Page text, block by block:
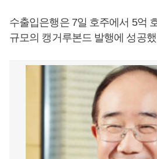
수출입은행은 7일 호주에서 5억
규모의 캥거루본드 발행에 성공